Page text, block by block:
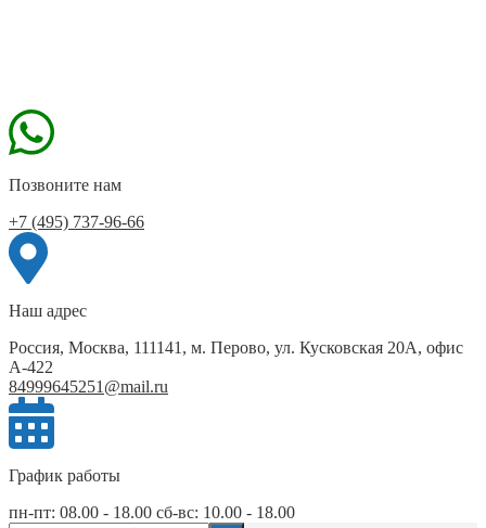
Позвоните нам
+7 (495) 737-96-66
Наш адрес
Россия, Москва, 111141, м. Перово, ул. Кусковская 20А, офис
А-422
84999645251@mail.ru
График работы
пн-пт: 08.00 - 18.00 сб-вс: 10.00 - 18.00